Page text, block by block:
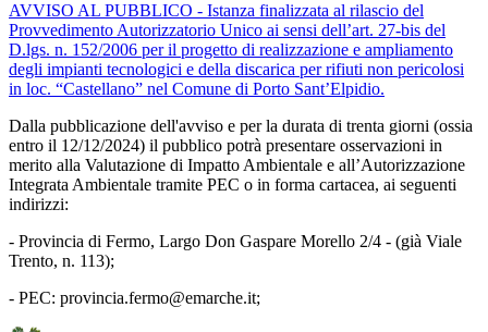
AVVISO AL PUBBLICO - Istanza finalizzata al rilascio del
Provvedimento Autorizzatorio Unico ai sensi dell’art. 27-bis del
D.lgs. n. 152/2006 per il progetto di realizzazione e ampliamento
degli impianti tecnologici e della discarica per rifiuti non pericolosi
in loc. “Castellano” nel Comune di Porto Sant’Elpidio.
Dalla pubblicazione dell'avviso e per la durata di trenta giorni (ossia
entro il 12/12/2024) il pubblico potrà presentare osservazioni in
merito alla Valutazione di Impatto Ambientale e all’Autorizzazione
Integrata Ambientale tramite PEC o in forma cartacea, ai seguenti
indirizzi:
- Provincia di Fermo, Largo Don Gaspare Morello 2/4 - (già Viale
Trento, n. 113);
- PEC: provincia.fermo@emarche.it;